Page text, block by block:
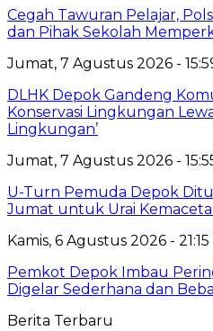
Cegah Tawuran Pelajar,
dan Pihak Sekolah
Jumat, 7 Agustus 2026 -
DLHK Depok Gandeng
Konservasi Lingkungan
Lingkungan’
Jumat, 7 Agustus 2026 -
U-Turn Pemuda Depok
Jumat untuk Urai
Kamis, 6 Agustus 2026 -
Pemkot Depok Imbau
Digelar Sederhana dan
Berita Terbaru